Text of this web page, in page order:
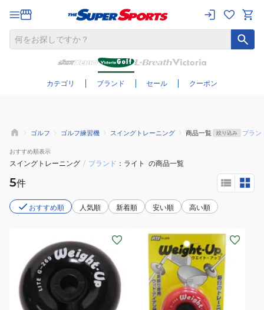
カテゴリ ブランド セール クーポン
さらに絞り込む
ゴルフ ゴルフ練習機 スイングトレーニング 商品一覧 絞り込み ブラン
おすすめ順表示
スイングトレーニング / ブランド ライト の商品一覧
5件
おすすめ順 人気順 新着順 安い順 高い順
ズ、